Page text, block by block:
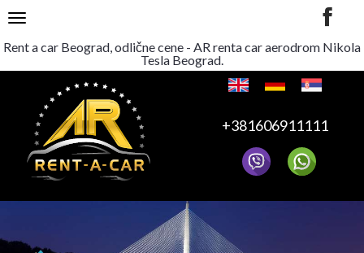
Rent a car Beograd, odlične cene - AR renta car aerodrom Nikola
Tesla Beograd.
TOGGLE NAVIGATION
+381606911111